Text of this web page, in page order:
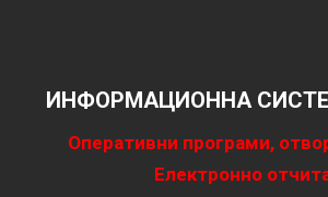
ИНФОРМАЦИОННА
Оперативни програми,
Електронно